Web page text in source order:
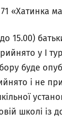
«Хатинка
до 15.00)
у І
буде
і не
школі із